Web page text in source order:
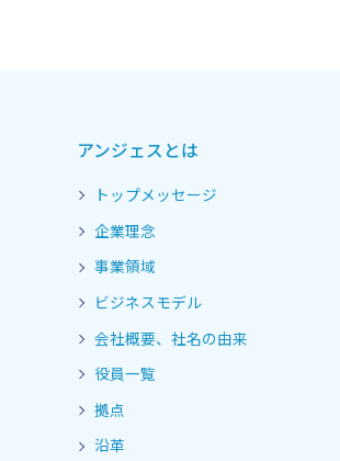
アンジェスとは
トップメッセージ
企業理念
事業領域
ビジネスモデル
会社概要、社名の由来
役員一覧
拠点
沿革